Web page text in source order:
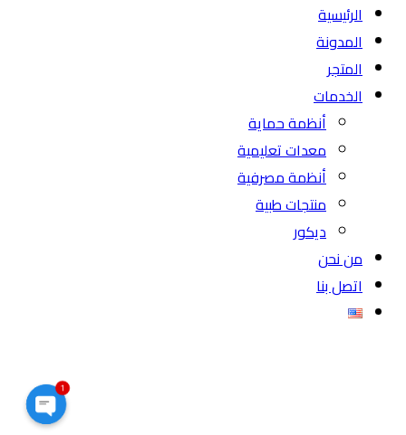
الرئيسية
المدونة
المتجر
الخدمات
أنظمة حماية
معدات تعليمية
أنظمة مصرفية
منتجات طبية
ديكور
من نحن
اتصل بنا
Open
1